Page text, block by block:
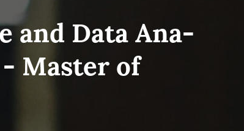
and Da­ta Ana­
Master of